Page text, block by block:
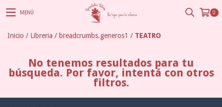
MENÚ 0
Inicio / Libreria / breadcrumbs.generos1 / TEATRO
No tenemos resultados para tu
búsqueda. Por favor, intentá con otros
filtros.